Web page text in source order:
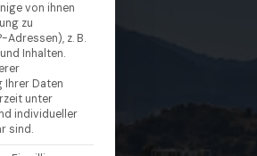
von ihnen
zu
Adressen), z. B.
Inhalten.
Ihrer Daten
unter
individueller
sind.